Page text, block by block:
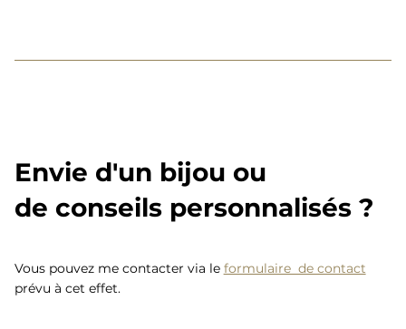
Envie d'un bijou ou
de conseils personnalisés ?
Vous pouvez me contacter via le formulaire de contact
prévu à cet effet.